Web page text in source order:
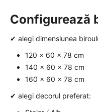
Configurează
✔ alegi dimensiunea
120 × 60 × 78 cm
140 × 60 × 78 cm
160 × 60 × 78 cm
✔ alegi decorul preferat: